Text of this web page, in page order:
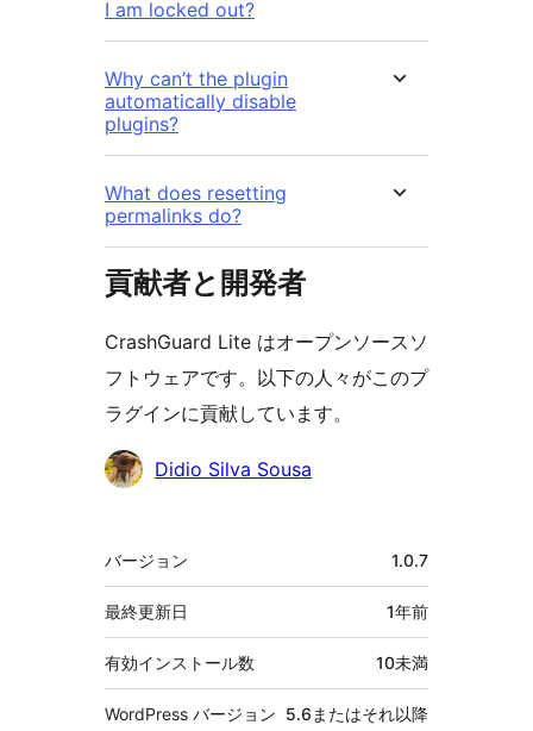
I am locked out?
Why can’t the plugin
automatically disable
plugins?
What does resetting
permalinks do?
貢献者と開発者
CrashGuard Lite はオープンソースソ
フトウェアです。以下の人々がこのプ
ラグインに貢献しています。
貢
Didio Silva Sousa
メ
タ
バージョン 1.0.7
最終更新日 1年前
有効インストール数 10未満
WordPress バージョン 5.6またはそれ以降